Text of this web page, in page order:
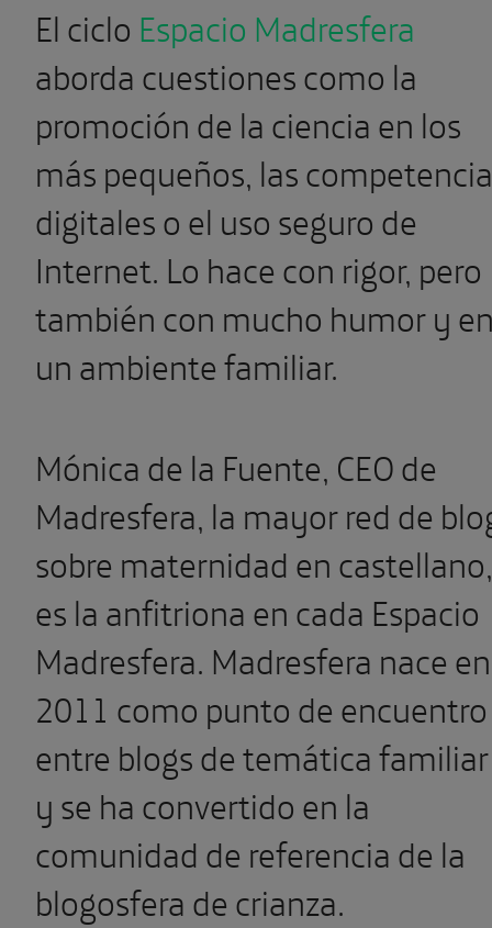
El ciclo Espacio Madresfera
aborda cuestiones como la
promoción de la ciencia en los
más pequeños, las
digitales o el uso seguro de
Internet. Lo hace con rigor, pero
también con mucho humor y
un ambiente familiar.
Mónica de la Fuente, CEO de
Madresfera, la mayor red de
sobre maternidad en castellano,
es la anfitriona en cada Espacio
Madresfera. Madresfera nace en
2011 como punto de encuentro
entre blogs de temática familiar
y se ha convertido en la
comunidad de referencia de la
blogosfera de crianza.